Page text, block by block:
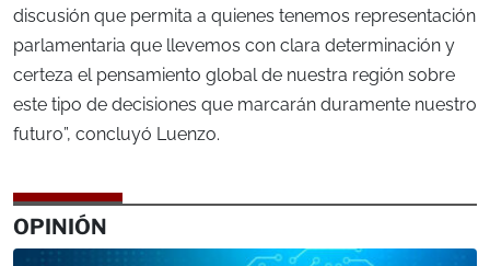
discusión que permita a quienes tenemos representación
parlamentaria que llevemos con clara determinación y
certeza el pensamiento global de nuestra región sobre
este tipo de decisiones que marcarán duramente nuestro
futuro”, concluyó Luenzo.
OPINIÓN